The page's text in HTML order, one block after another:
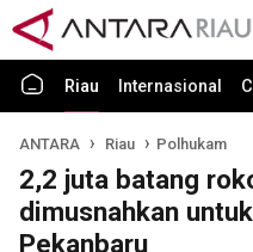
Riau Internasional
ANTARA Riau Polhukam
2,2 juta batang
dimusnahkan
Pekanbaru